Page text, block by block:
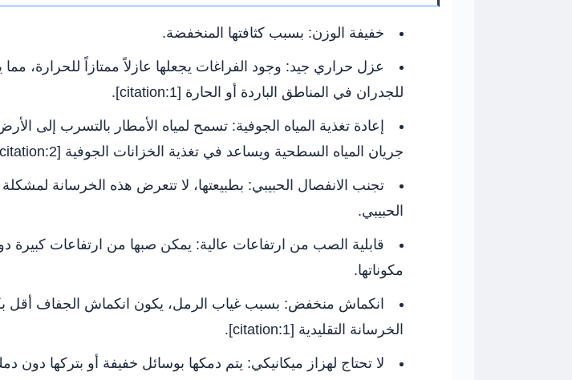
خفيفة الوزن: بسبب كثافتها المنخفضة.
عزل حراري جيد: وجود الفراغات يجعلها عازلاً ممتازاً للحرارة، مما
للجدران في المناطق الباردة أو الحارة [citation:1].
إعادة تغذية المياه الجوفية: تسمح لمياه الأمطار بالتسرب إلى
جريان المياه السطحية ويساعد في تغذية الخزانات الجوفية [citation:2][citation:5].
تجنب الانفصال الحبيبي: بطبيعتها، لا تتعرض هذه الخرسانة لمشكلة
الحبيبي.
قابلية الصب من ارتفاعات عالية: يمكن صبها من ارتفاعات كبيرة
مكوناتها.
انكماش منخفض: بسبب غياب الرمل، يكون انكماش الجفاف أقل
الخرسانة التقليدية [citation:1].
لا تحتاج لهزاز ميكانيكي: يتم دمكها بوسائل خفيفة أو بتركها دون